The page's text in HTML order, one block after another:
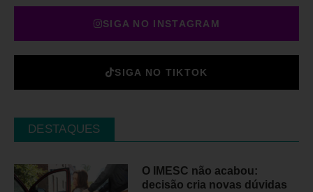
SIGA NO INSTAGRAM
SIGA NO TIKTOK
DESTAQUES
O IMESC não acabou:
decisão cria novas dúvidas